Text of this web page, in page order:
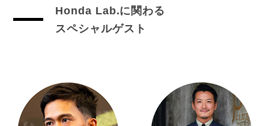
Honda Lab.に関わる
スペシャルゲスト